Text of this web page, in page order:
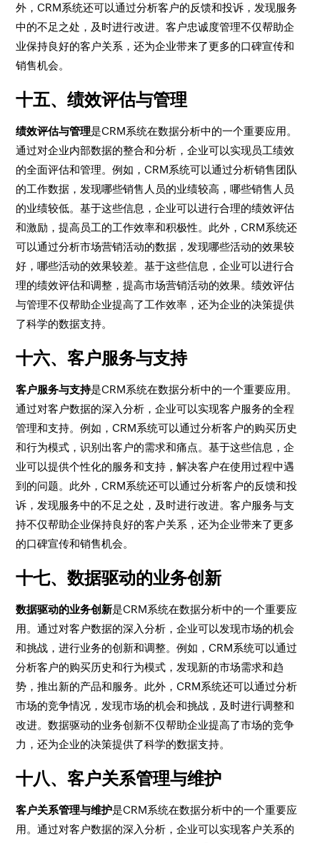
外，CRM系统还可以通过分析客户的反馈和投诉，发现服务
中的不足之处，及时进行改进。客户忠诚度管理不仅帮助企
业保持良好的客户关系，还为企业带来了更多的口碑宣传和
销售机会。
十五、绩效评估与管理
绩效评估与管理是CRM系统在数据分析中的一个重要应用。
通过对企业内部数据的整合和分析，企业可以实现员工绩效
的全面评估和管理。例如，CRM系统可以通过分析销售团队
的工作数据，发现哪些销售人员的业绩较高，哪些销售人员
的业绩较低。基于这些信息，企业可以进行合理的绩效评估
和激励，提高员工的工作效率和积极性。此外，CRM系统还
可以通过分析市场营销活动的数据，发现哪些活动的效果较
好，哪些活动的效果较差。基于这些信息，企业可以进行合
理的绩效评估和调整，提高市场营销活动的效果。绩效评估
与管理不仅帮助企业提高了工作效率，还为企业的决策提供
了科学的数据支持。
十六、客户服务与支持
客户服务与支持是CRM系统在数据分析中的一个重要应用。
通过对客户数据的深入分析，企业可以实现客户服务的全程
管理和支持。例如，CRM系统可以通过分析客户的购买历史
和行为模式，识别出客户的需求和痛点。基于这些信息，企
业可以提供个性化的服务和支持，解决客户在使用过程中遇
到的问题。此外，CRM系统还可以通过分析客户的反馈和投
诉，发现服务中的不足之处，及时进行改进。客户服务与支
持不仅帮助企业保持良好的客户关系，还为企业带来了更多
的口碑宣传和销售机会。
十七、数据驱动的业务创新
数据驱动的业务创新是CRM系统在数据分析中的一个重要应
用。通过对客户数据的深入分析，企业可以发现市场的机会
和挑战，进行业务的创新和调整。例如，CRM系统可以通过
分析客户的购买历史和行为模式，发现新的市场需求和趋
势，推出新的产品和服务。此外，CRM系统还可以通过分析
市场的竞争情况，发现市场的机会和挑战，及时进行调整和
改进。数据驱动的业务创新不仅帮助企业提高了市场的竞争
力，还为企业的决策提供了科学的数据支持。
十八、客户关系管理与维护
客户关系管理与维护是CRM系统在数据分析中的一个重要应
用。通过对客户数据的深入分析，企业可以实现客户关系的